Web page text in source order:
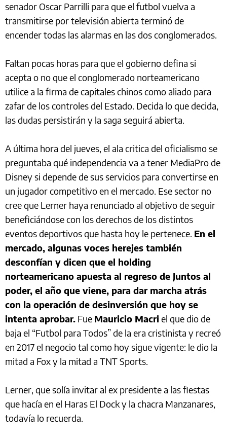
senador Oscar Parrilli para que el futbol vuelva a
transmitirse por televisión abierta terminó de
encender todas las alarmas en las dos conglomerados.
Faltan pocas horas para que el gobierno defina si
acepta o no que el conglomerado norteamericano
utilice a la firma de capitales chinos como aliado para
zafar de los controles del Estado. Decida lo que decida,
las dudas persistirán y la saga seguirá abierta.
A última hora del jueves, el ala critica del oficialismo se
preguntaba qué independencia va a tener MediaPro de
Disney si depende de sus servicios para convertirse en
un jugador competitivo en el mercado. Ese sector no
cree que Lerner haya renunciado al objetivo de seguir
beneficiándose con los derechos de los distintos
eventos deportivos que hasta hoy le pertenece. En el
mercado, algunas voces herejes también
desconfían y dicen que el holding
norteamericano apuesta al regreso de Juntos al
poder, el año que viene, para dar marcha atrás
con la operación de desinversión que hoy se
intenta aprobar. Fue Mauricio Macriel que dio de
baja el “Futbol para Todos” de la era cristinista y recreó
en 2017 el negocio tal como hoy sigue vigente: le dio la
mitad a Fox y la mitad a TNT Sports.
Lerner, que solía invitar al ex presidente a las fiestas
que hacía en el Haras El Dock y la chacra Manzanares,
todavía lo recuerda.